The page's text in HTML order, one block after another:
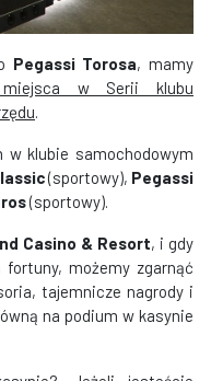
Pegassi Torosa, mamy
w Serii klubu
.
klubie samochodowym
(sportowy), Pegassi
(sportowy).
Casino & Resort, i gdy
możemy zgarnąć
tajemnicze nagrody i
na podium w kasynie